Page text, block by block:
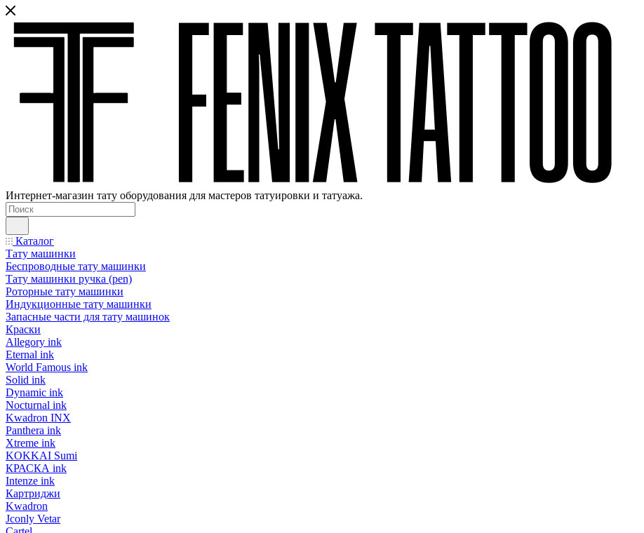
Интернет-магазин тату оборудования для мастеров татуировки и татуажа.
Каталог
Тату машинки
Беспроводные тату машинки
Тату машинки ручка (pen)
Роторные тату машинки
Индукционные тату машинки
Запасные части для тату машинок
Краски
Allegory ink
Eternal ink
World Famous ink
Solid ink
Dynamic ink
Nocturnal ink
Kwadron INX
Panthera ink
Xtreme ink
KOKKAI Sumi
КРАСКА ink
Intenze ink
Картриджи
Kwadron
Jconly Vetar